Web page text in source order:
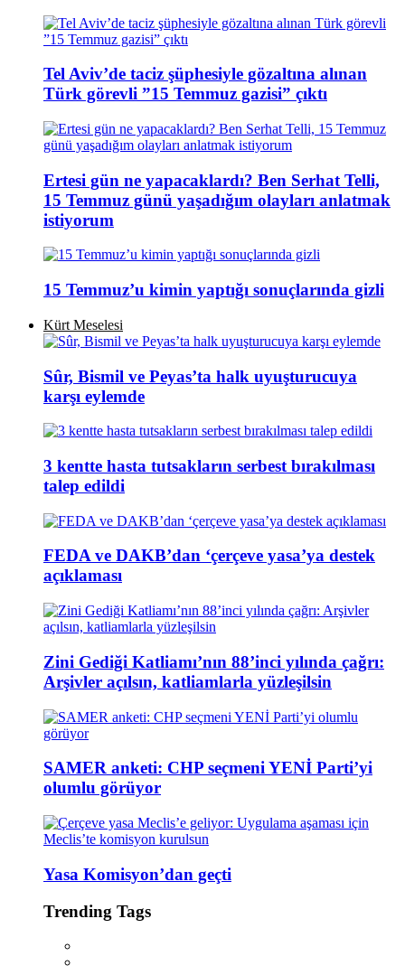
Tel Aviv’de taciz şüphesiyle gözaltına alınan
Türk görevli ”15 Temmuz gazisi” çıktı
Ertesi gün ne yapacaklardı? Ben Serhat Telli,
15 Temmuz günü yaşadığım olayları anlatmak
istiyorum
15 Temmuz’u kimin yaptığı sonuçlarında gizli
Kürt Meselesi
Sûr, Bismil ve Peyas’ta halk uyuşturucuya
karşı eylemde
3 kentte hasta tutsakların serbest bırakılması
talep edildi
FEDA ve DAKB’dan ‘çerçeve yasa’ya destek
açıklaması
Zini Gediği Katliamı’nın 88’inci yılında çağrı:
Arşivler açılsın, katliamlarla yüzleşilsin
SAMER anketi: CHP seçmeni YENİ Parti’yi
olumlu görüyor
Yasa Komisyon’dan geçti
Trending Tags